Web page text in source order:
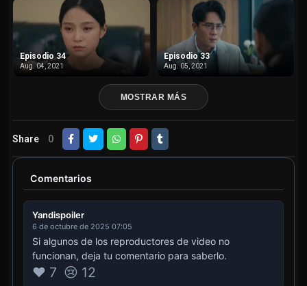
Episodio 34
Aug. 04, 2021
Episodio 33
Aug. 05, 2021
MOSTRAR MÁS
Share 0
Comentarios
Yandispoiler
6 de octubre de 2025 07:05
Si algunos de los reproductores de video no
funcionan, deja tu comentario para saberlo.
❤️ 7 😢 12